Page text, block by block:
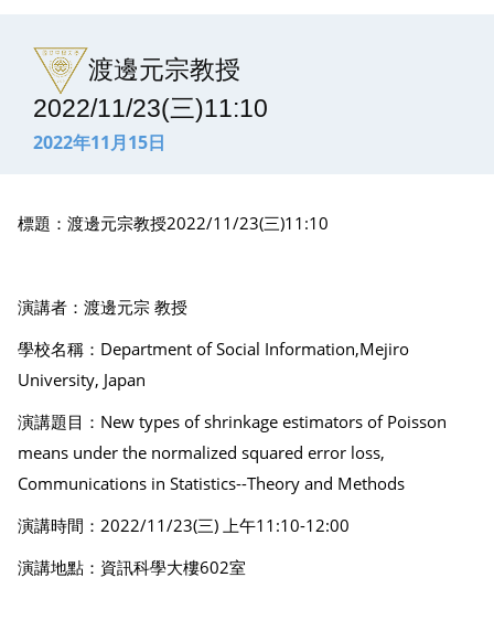
渡邊元宗教授
2022/11/23(三)11:10
2022年11月15日
標題：渡邊元宗教授2022/11/23(三)11:10
演講者：渡邊元宗 教授
學校名稱：Department of Social Information,Mejiro
University, Japan
演講題目：New types of shrinkage estimators of Poisson
means under the normalized squared error loss,
Communications in Statistics--Theory and Methods
演講時間：2022/11/23(三) 上午11:10-12:00
演講地點：資訊科學大樓602室